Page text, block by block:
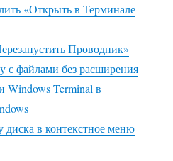
«Открыть в Терминале
Проводник»
с файлами без расширения
Windows Terminal в
диска в контекстное меню